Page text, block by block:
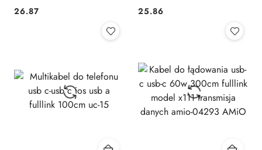
Cena:
26.87
neonowy
Cena:
25.86